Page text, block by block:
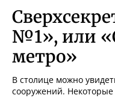
№1», или
метро»
В столице можно
сооружений. Некоторые